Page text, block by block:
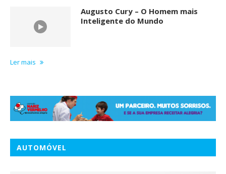
Augusto Cury – O Homem mais
Inteligente do Mundo
Ler mais
AUTOMÓVEL